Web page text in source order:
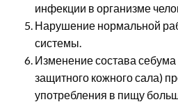
инфекции в организме
Нарушение нормальной
системы.
Изменение состава себума
защитного кожного сала)
употребления в пищу